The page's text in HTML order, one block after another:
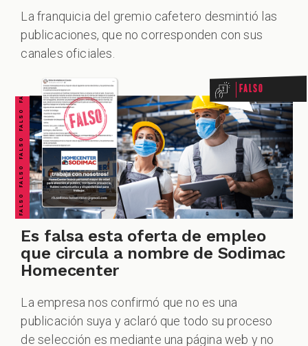
La franquicia del gremio cafetero desmintió las
publicaciones, que no corresponden con sus
canales oficiales.
FALSO FALSO FALSO FALSO FALSO FALSO FALSO Falso
Es falsa esta oferta de empleo
que circula a nombre de Sodimac
Homecenter
La empresa nos confirmó que no es una
publicación suya y aclaró que todo su proceso
de selección es mediante una página web y no